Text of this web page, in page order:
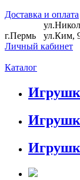
Доставка и оплата
г.Пермь
ул.Ким,
Личный кабинет
Каталог